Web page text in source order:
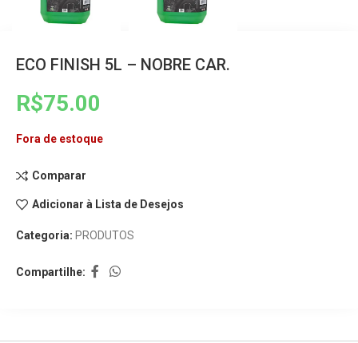
ECO FINISH 5L – NOBRE CAR.
R$75.00
Fora de estoque
Comparar
Adicionar à Lista de Desejos
Categoria: PRODUTOS
Compartilhe: